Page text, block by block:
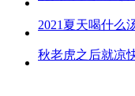
2021夏天喝什么
秋老虎之后就凉